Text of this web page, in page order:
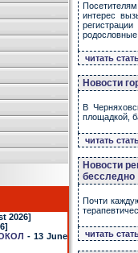
2026]
- 13 June
интерес
читать
Новости
В
площадкой,
читать
Новости
бесследно
Почти
читать